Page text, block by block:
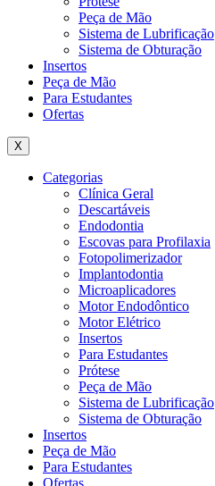
Peça de Mão
Sistema de Lubrificação
Sistema de Obturação
Insertos
Peça de Mão
Para Estudantes
Ofertas
X
Categorias
Clínica Geral
Descartáveis
Endodontia
Escovas para Profilaxia
Fotopolimerizador
Implantodontia
Microaplicadores
Motor Endodôntico
Motor Elétrico
Insertos
Para Estudantes
Prótese
Peça de Mão
Sistema de Lubrificação
Sistema de Obturação
Insertos
Peça de Mão
Para Estudantes
Ofertas